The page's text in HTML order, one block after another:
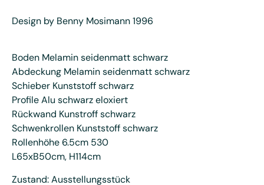
Design by Benny Mosimann 1996
Boden Melamin seidenmatt schwarz
Abdeckung Melamin seidenmatt schwarz
Schieber Kunststoff schwarz
Profile Alu schwarz eloxiert
Rückwand Kunstroff schwarz
Schwenkrollen Kunststoff schwarz
Rollenhöhe 6.5cm 530
L65xB50cm, H114cm
Zustand: Ausstellungsstück